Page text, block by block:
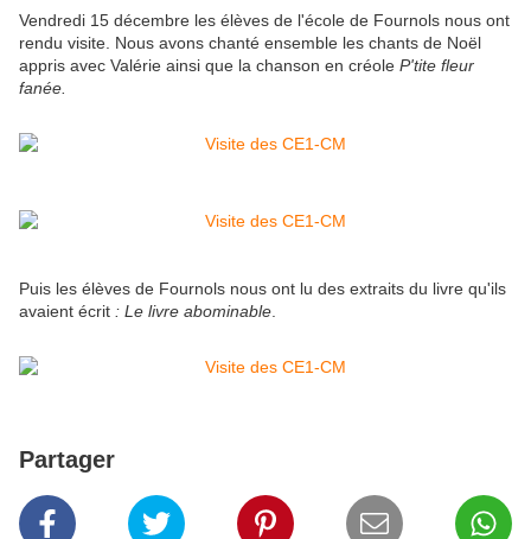
Vendredi 15 décembre les élèves de l'école de Fournols nous ont
rendu visite. Nous avons chanté ensemble les chants de Noël
appris avec Valérie ainsi que la chanson en créole P'tite fleur
fanée.
Puis les élèves de Fournols nous ont lu des extraits du livre qu'ils
avaient écrit : Le livre abominable
Partager